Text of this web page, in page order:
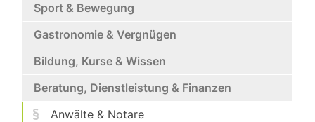
Sport & Bewegung
Gastronomie & Vergnügen
Bildung, Kurse & Wissen
Beratung, Dienstleistung & Finanzen
Anwälte & Notare